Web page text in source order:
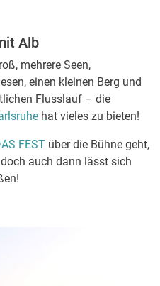
Alb
mehrere Seen,
einen kleinen Berg und
Flusslauf – die
hat vieles zu bieten!
FEST über die Bühne geht,
auch dann lässt sich